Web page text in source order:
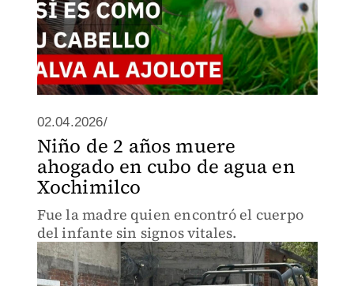
02.04.2026/
Niño de 2 años muere
ahogado en cubo de agua en
Xochimilco
Fue la madre quien encontró el cuerpo
del infante sin signos vitales.